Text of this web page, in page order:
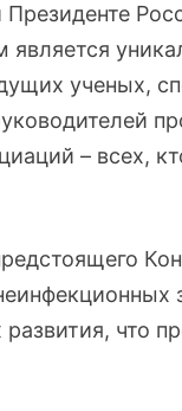
является
ученых,
– всех,
что